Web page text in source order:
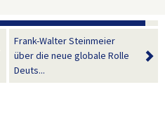
Frank-Walter Steinmeier
über die neue globale Rolle
Deuts...